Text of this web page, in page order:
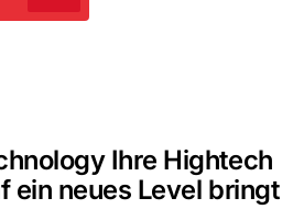
Ihre Hightech
ein neues Level bringt